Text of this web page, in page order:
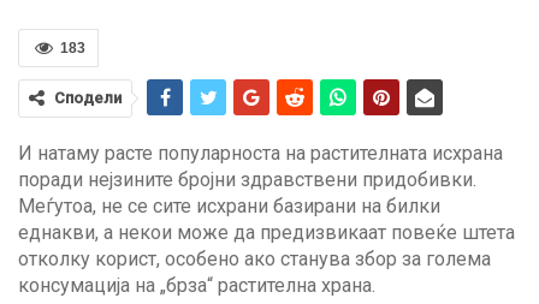
183
Сподели
И натаму расте популарноста на растителната исхрана
поради нејзините бројни здравствени придобивки.
Меѓутоа, не се сите исхрани базирани на билки
еднакви, а некои може да предизвикаат повеќе штета
отколку корист, особено ако станува збор за голема
консумација на „брза“ растителна храна.